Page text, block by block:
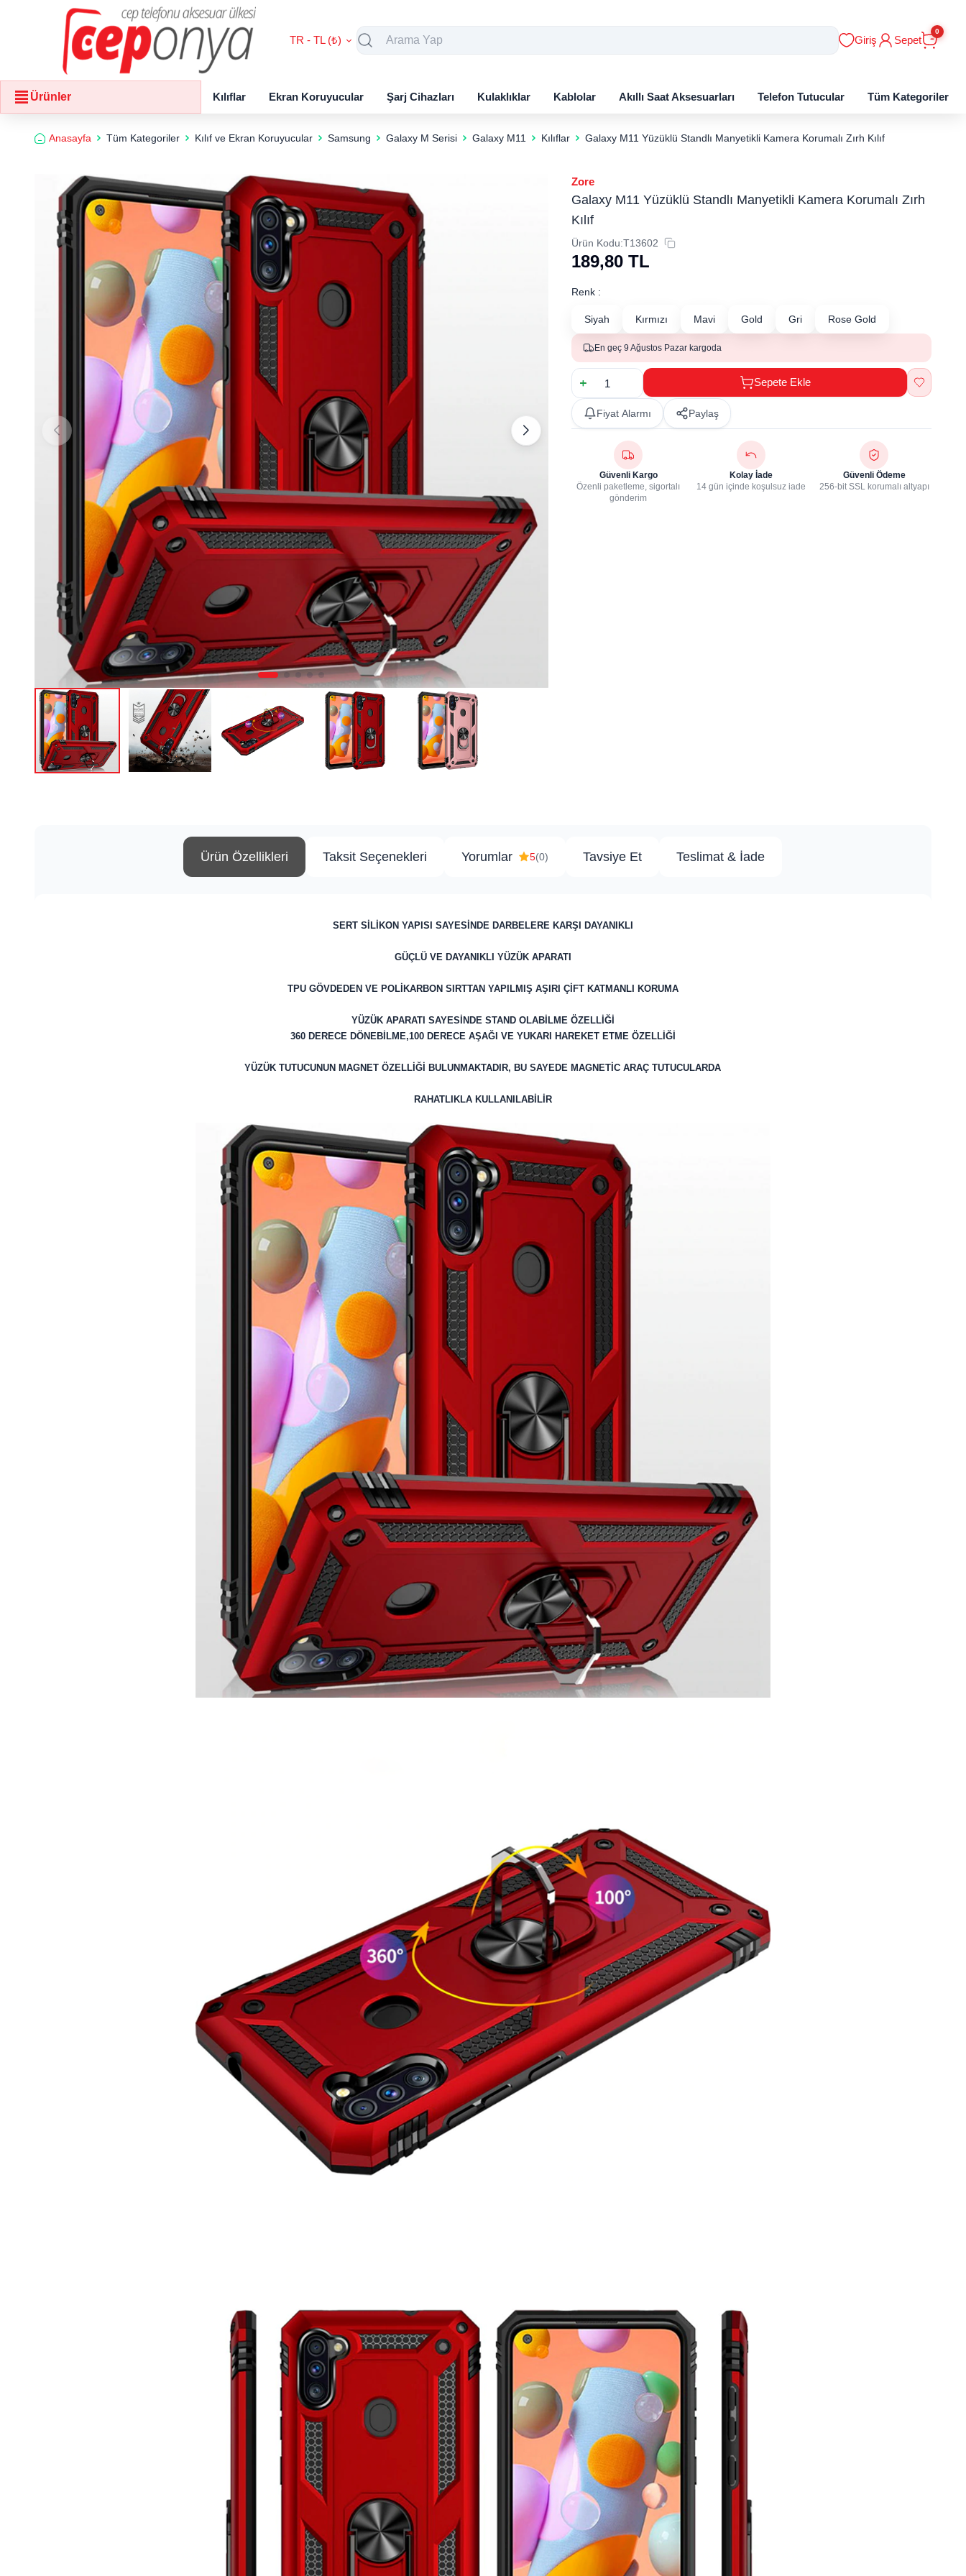
TR - TL (₺) Giriş Sepet
0
Ürünler Kılıflar Ekran Koruyucular Şarj Cihazları Kulaklıklar Kablolar Akıllı Saat Aksesuarları Telefon Tutucular Tüm Kategoriler
Anasayfa Tüm Kategoriler Kılıf ve Ekran Koruyucular Samsung Galaxy M Serisi Galaxy M11 Kılıflar Galaxy M11 Yüzüklü Standlı Manyetikli Kamera Korumalı Zırh Kılıf
Zore
Galaxy M11 Yüzüklü Standlı Manyetikli Kamera Korumalı Zırh
Kılıf
Ürün Kodu:T13602
189,80 TL
Renk :
Siyah Kırmızı Mavi Gold Gri Rose Gold
En geç 9 Ağustos Pazar kargoda
Sepete Ekle
Fiyat Alarmı Paylaş
Güvenli Kargo
Özenli paketleme, sigortalı
gönderim
Kolay İade
14 gün içinde koşulsuz iade
Güvenli Ödeme
256-bit SSL korumalı altyapı
Ürün Özellikleri Taksit Seçenekleri Yorumlar 5(0) Tavsiye Et Teslimat & İade
SERT SİLİKON YAPISI SAYESİNDE DARBELERE KARŞI DAYANIKLI
GÜÇLÜ VE DAYANIKLI YÜZÜK APARATI
TPU GÖVDEDEN VE POLİKARBON SIRTTAN YAPILMIŞ AŞIRI ÇİFT KATMANLI KORUMA
YÜZÜK APARATI SAYESİNDE STAND OLABİLME ÖZELLİĞİ
360 DERECE DÖNEBİLME,100 DERECE AŞAĞI VE YUKARI HAREKET ETME ÖZELLİĞİ
YÜZÜK TUTUCUNUN MAGNET ÖZELLİĞİ BULUNMAKTADIR, BU SAYEDE MAGNETİC ARAÇ TUTUCULARDA
RAHATLIKLA KULLANILABİLİR